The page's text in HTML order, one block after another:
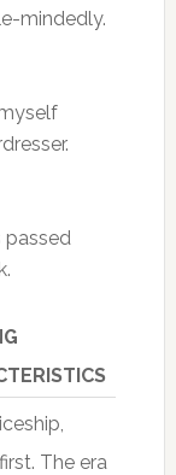
mindedly.
passed
The era